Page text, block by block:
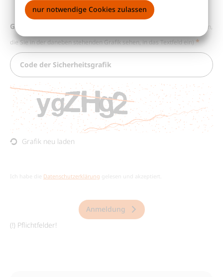
Grafische Sicherheitsüberprüfung
Bitte geben Sie die 6 Zeichen,
die Sie in der daneben stehenden Grafik sehen, in das Textfeld ein
Code der Sicherheitsgrafik
Grafik neu laden
Ich habe die Datenschutzerklärung gelesen und akzeptiert.
Anmeldung
(!) Pflichtfelder!
nur notwendige Cookies zulassen